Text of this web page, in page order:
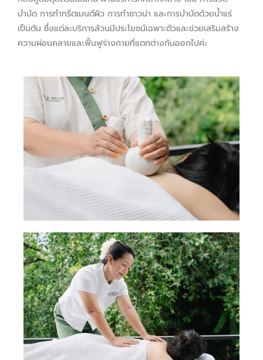
บำบัด การทำทรีตเมนต์ผิว การทำซาวน่า และการบำบัดด้วยน้ำแร่
เป็นต้น ซึ่งแต่ละบริการล้วนมีประโยชน์เฉพาะตัวและช่วยเสริมสร้าง
ความผ่อนคลายและฟื้นฟูร่างกายที่แตกต่างกันออกไปค่ะ